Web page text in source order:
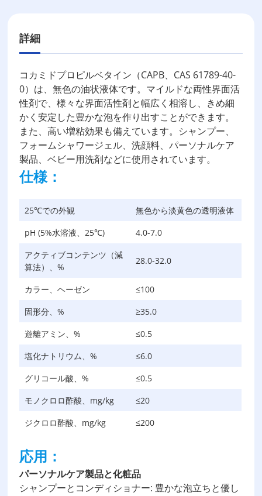
詳細
コカミドプロピルベタイン（CAPB、CAS 61789-40-
0）は、無色の油状液体です。マイルドな両性界面活
性剤で、様々な界面活性剤と幅広く相溶し、きめ細
かく安定した豊かな泡を作り出すことができます。
また、高い増粘効果も備えています。シャンプー、
フォームシャワージェル、洗顔料、パーソナルケア
製品、ベビー用洗剤などに使用されています。
仕様：
25℃での外観
無色から淡黄色の透明液体
pH (5%水溶液、25℃)
4.0-7.0
アクティブコンテンツ（減
算法）、%
28.0-32.0
カラー、ヘーゼン
≤100
固形分、%
≥35.0
遊離アミン、%
≤0.5
塩化ナトリウム、%
≤6.0
グリコール酸、%
≤0.5
モノクロロ酢酸、mg/kg
≤20
ジクロロ酢酸、mg/kg
≤200
応用：
パーソナルケア製品と化粧品
シャンプーとコンディショナー: 豊かな泡立ちと優し